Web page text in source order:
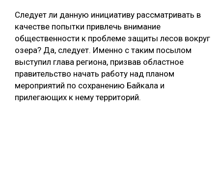
Следует ли данную инициативу рассматривать в
качестве попытки привлечь внимание
общественности к проблеме защиты лесов вокруг
озера? Да, следует. Именно с таким посылом
выступил глава региона, призвав областное
правительство начать работу над планом
мероприятий по сохранению Байкала и
прилегающих к нему территорий.